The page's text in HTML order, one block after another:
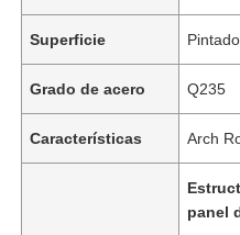
Superficie
Grado de acero Q235
Características Arch
panel